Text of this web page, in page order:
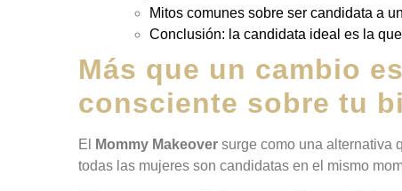
Mitos comunes sobre ser candidata a
Conclusión: la candidata ideal es la
Más que un cambio
consciente sobre tu
El Mommy Makeover surge como una alternativa
todas las mujeres son candidatas en el mismo